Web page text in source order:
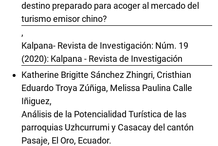
destino preparado para acoger al mercado del
turismo emisor chino?
,
Kalpana- Revista de Investigación: Núm. 19
(2020): Kalpana - Revista de Investigación
Katherine Brigitte Sánchez Zhingri, Cristhian
Eduardo Troya Zúñiga, Melissa Paulina Calle
Iñiguez,
Análisis de la Potencialidad Turística de las
parroquias Uzhcurrumi y Casacay del cantón
Pasaje, El Oro, Ecuador.